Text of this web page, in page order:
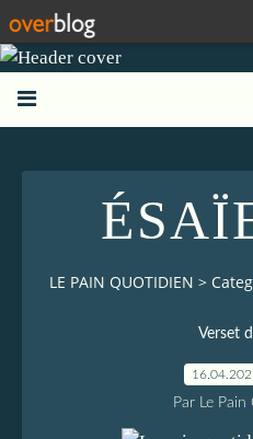
LE PAIN QUOTIDIEN >
Verset
Par Le